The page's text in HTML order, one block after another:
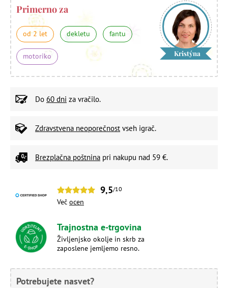
Primerno za
od 2 let dekletu fantu
motoriko Kristýna
Do 60 dni za vračilo.
Zdravstvena neoporečnost vseh igrač.
Brezplačna poštnina pri nakupu nad 59 €.
9,5/10
Več ocen
Trajnostna e-trgovina
Življenjsko okolje in skrb za
zaposlene jemljemo resno.
Potrebujete nasvet?